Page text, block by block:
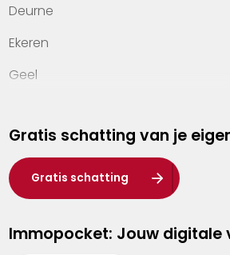
Contact
Deurne
Ekeren
Geel
Hasselt
Heist-op-den-Berg
Herentals
Kalmthout
Gratis schatting van je
Gratis schatting
Immopocket: Jouw digitale